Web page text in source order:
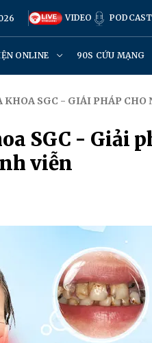
VIDEO PODCAST
ONLINE 90S CỨU MẠNG
SGC - GIẢI PHÁP CHO
SGC - Giải
viễn